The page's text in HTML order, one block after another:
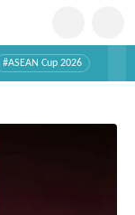
#ASEAN Cup 2026